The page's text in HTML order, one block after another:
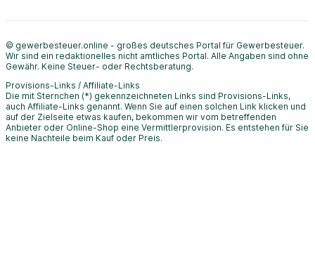
© gewerbesteuer.online - großes deutsches Portal für Gewerbesteuer.
Wir sind ein redaktionelles nicht amtliches Portal. Alle Angaben sind ohne
Gewähr. Keine Steuer- oder Rechtsberatung.
Provisions-Links / Affiliate-Links
Die mit Sternchen (*) gekennzeichneten Links sind Provisions-Links,
auch Affiliate-Links genannt. Wenn Sie auf einen solchen Link klicken und
auf der Zielseite etwas kaufen, bekommen wir vom betreffenden
Anbieter oder Online-Shop eine Vermittlerprovision. Es entstehen für Sie
keine Nachteile beim Kauf oder Preis.